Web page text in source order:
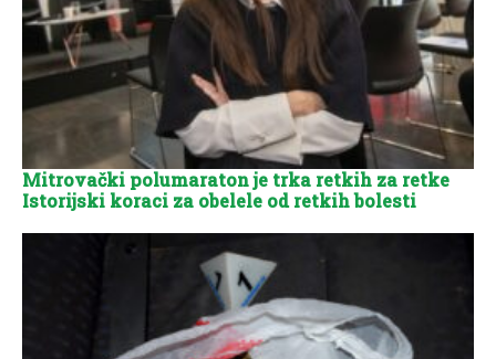
Mitrovački polumaraton je trka retkih za retke
Istorijski koraci za obelele od retkih bolesti